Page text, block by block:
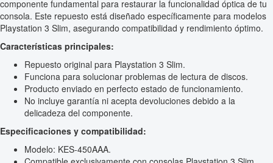
componente fundamental para restaurar la funcionalidad óptica de tu
consola. Este repuesto está diseñado específicamente para modelos
Playstation 3 Slim, asegurando compatibilidad y rendimiento óptimo.
Características principales:
Repuesto original para Playstation 3 Slim.
Funciona para solucionar problemas de lectura de discos.
Producto enviado en perfecto estado de funcionamiento.
No incluye garantía ni acepta devoluciones debido a la
delicadeza del componente.
Especificaciones y compatibilidad:
Modelo: KES-450AAA.